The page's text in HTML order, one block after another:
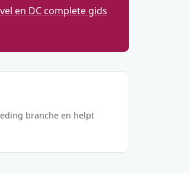
en DC complete gids
branche en helpt